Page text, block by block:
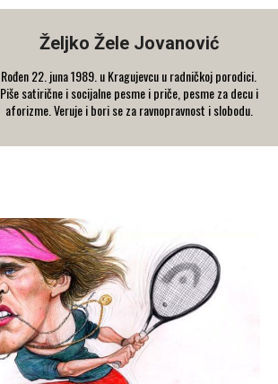
Željko Žele Jovanović
Rođen 22. juna 1989. u Kragujevcu u radničkoj porodici.
Piše satirične i socijalne pesme i priče, pesme za decu i
aforizme. Veruje i bori se za ravnopravnost i slobodu.